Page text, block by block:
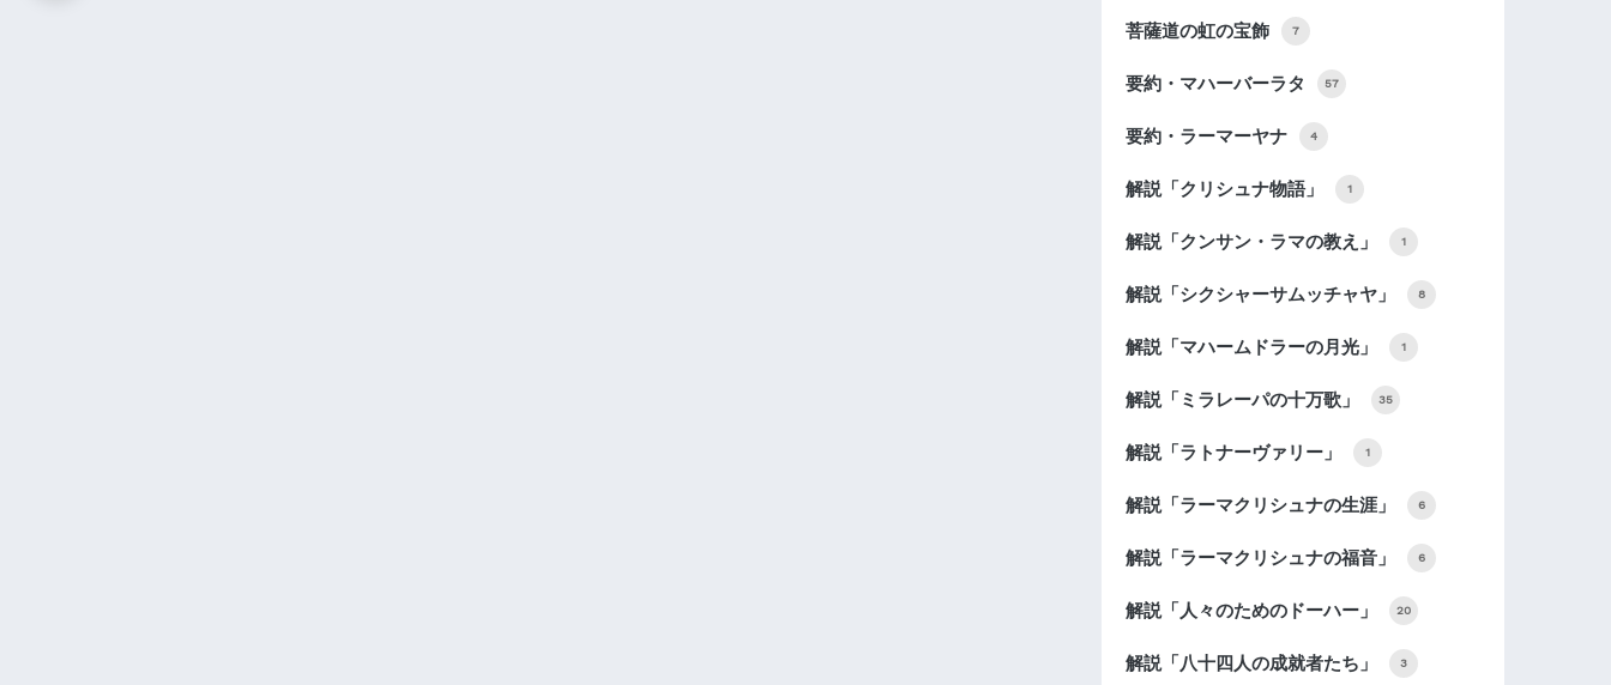
菩薩道の虹の宝飾 7
要約・マハーバーラタ 57
要約・ラーマーヤナ 4
解説「クリシュナ物語」 1
解説「クンサン・ラマの教え」 1
解説「シクシャーサムッチャヤ」 8
解説「マハームドラーの月光」 1
解説「ミラレーパの十万歌」 35
解説「ラトナーヴァリー」 1
解説「ラーマクリシュナの生涯」 6
解説「ラーマクリシュナの福音」 6
解説「人々のためのドーハー」 20
解説「八十四人の成就者たち」 3